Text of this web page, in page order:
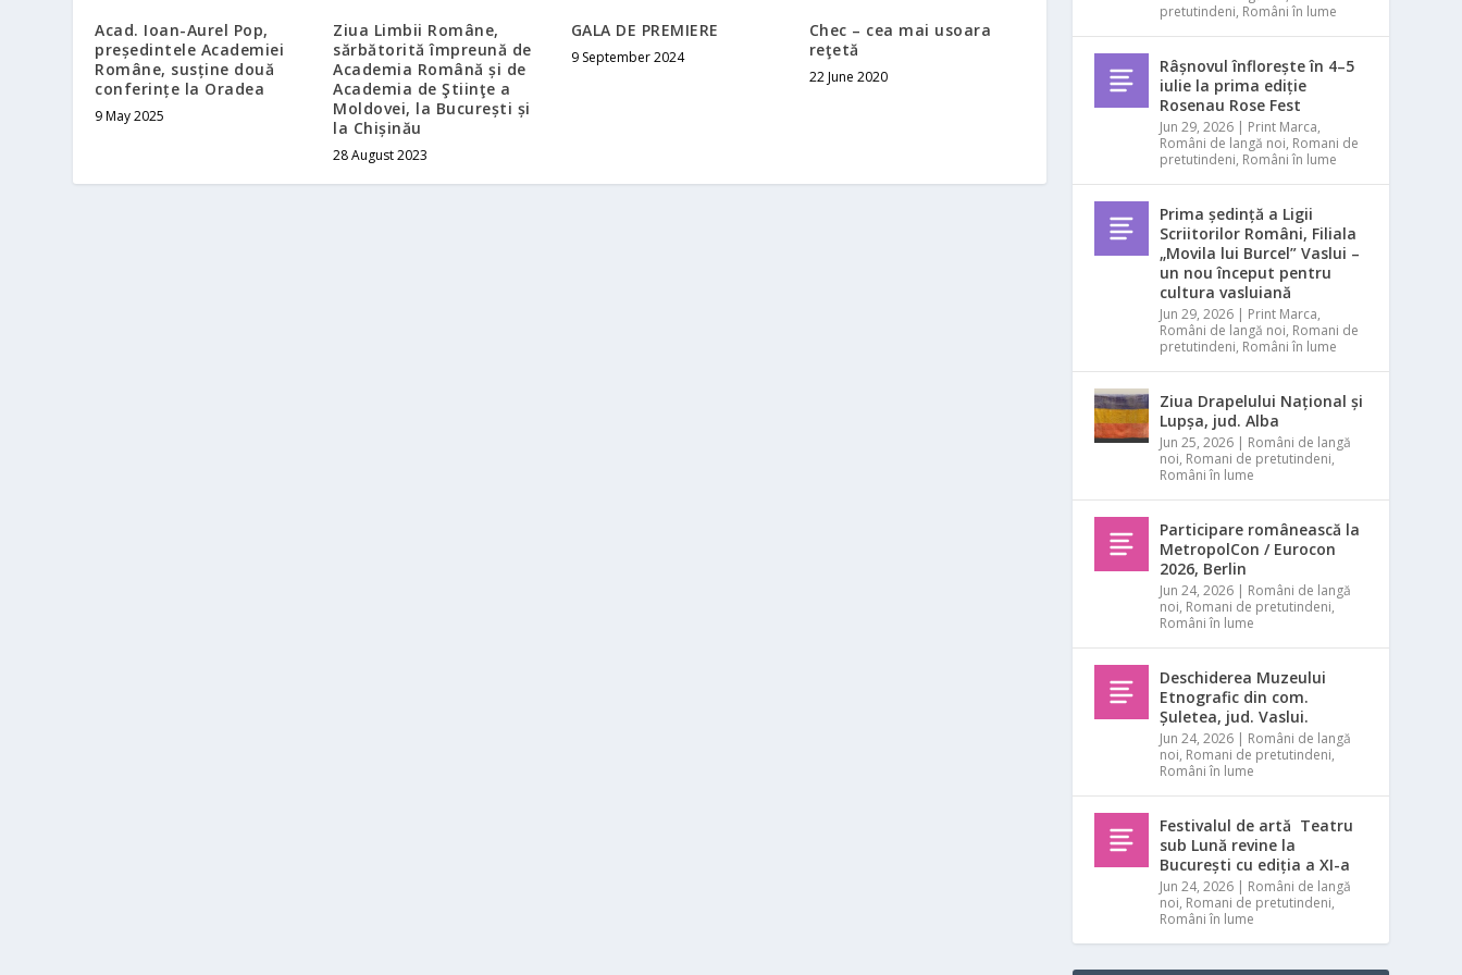
Acad. Ioan-Aurel Pop,
președintele Academiei
Române, susține două
conferințe la Oradea
9 May 2025
Ziua Limbii Române,
sărbătorită împreună de
Academia Română și de
Academia de Ştiinţe a
Moldovei, la București și
la Chișinău
28 August 2023
GALA DE PREMIERE
9 September 2024
Chec – cea mai usoara
reţetă
22 June 2020
pretutindeni, Români în lume
Râșnovul înflorește în 4–5
iulie la prima ediție
Rosenau Rose Fest
Jun 29, 2026 | Print Marca,
Români de langă noi, Romani de
pretutindeni, Români în lume
Prima ședință a Ligii
Scriitorilor Români, Filiala
„Movila lui Burcel” Vaslui –
un nou început pentru
cultura vasluiană
Jun 29, 2026 | Print Marca,
Români de langă noi, Romani de
pretutindeni, Români în lume
Ziua Drapelului Național și
Lupșa, jud. Alba
Jun 25, 2026 | Români de langă
noi, Romani de pretutindeni,
Români în lume
Participare românească la
MetropolCon / Eurocon
2026, Berlin
Jun 24, 2026 | Români de langă
noi, Romani de pretutindeni,
Români în lume
Deschiderea Muzeului
Etnografic din com.
Șuletea, jud. Vaslui.
Jun 24, 2026 | Români de langă
noi, Romani de pretutindeni,
Români în lume
Festivalul de artă Teatru
sub Lună revine la
București cu ediția a XI-a
Jun 24, 2026 | Români de langă
noi, Romani de pretutindeni,
Români în lume